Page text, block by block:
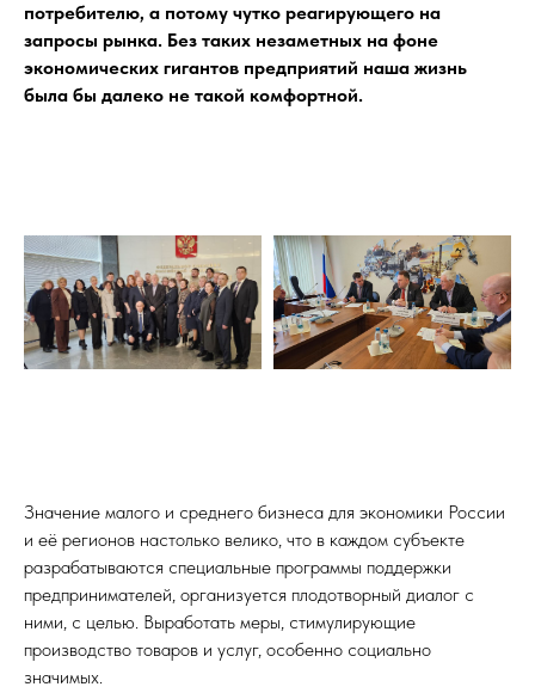
потребителю, а потому чутко реагирующего на
запросы рынка. Без таких незаметных на фоне
экономических гигантов предприятий наша жизнь
была бы далеко не такой комфортной.
Значение малого и среднего бизнеса для экономики России
и её регионов настолько велико, что в каждом субъекте
разрабатываются специальные программы поддержки
предпринимателей, организуется плодотворный диалог с
ними, с целью. Выработать меры, стимулирующие
производство товаров и услуг, особенно социально
значимых.